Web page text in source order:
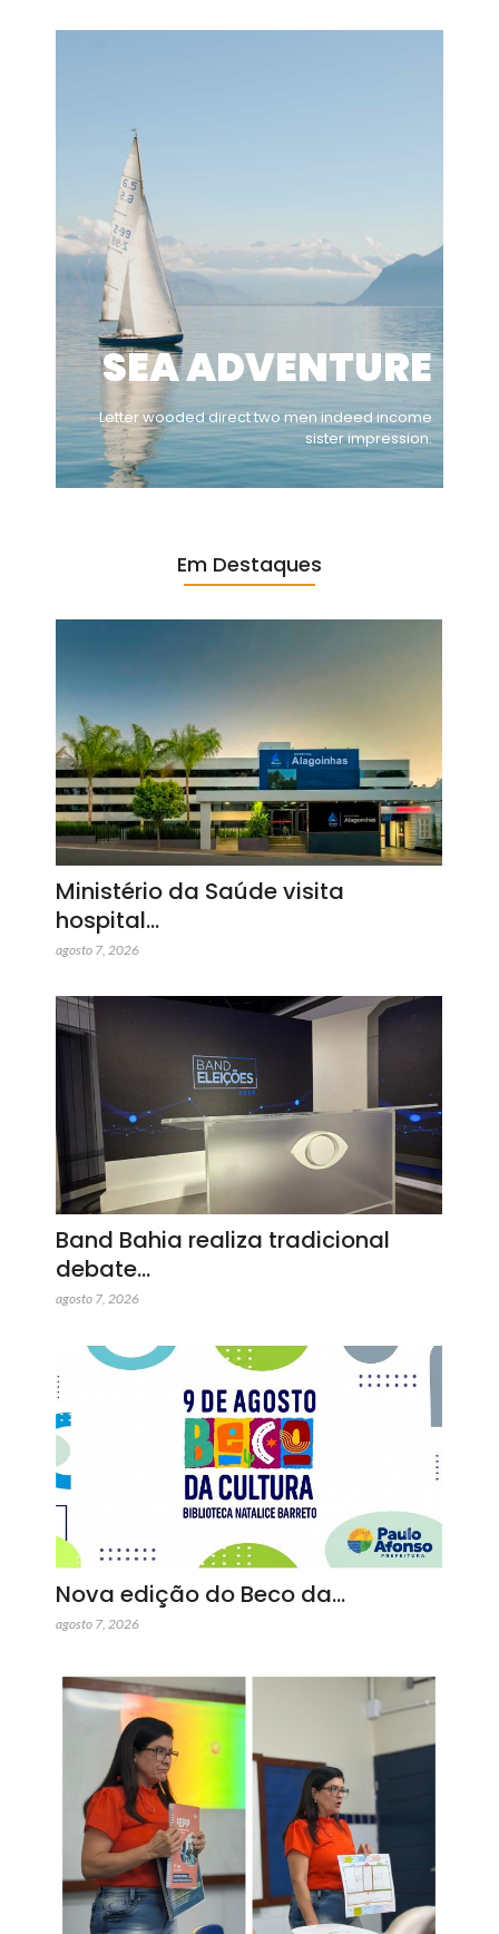
SEA ADVENTURE
Letter wooded direct two men indeed income
sister impression.
Em Destaques
Ministério da Saúde visita
hospital…
agosto 7, 2026
Band Bahia realiza tradicional
debate…
agosto 7, 2026
Nova edição do Beco da…
agosto 7, 2026